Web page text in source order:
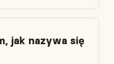
jak nazywa się